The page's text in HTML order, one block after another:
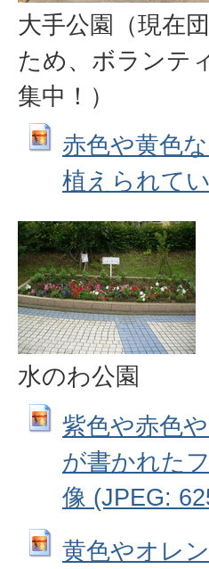
大手公園（現在
ため、ボランテ
集中！）
赤色や黄色
植えられて
水のわ公園
紫色や赤色
が書かれた
像 (JPEG:
黄色やオレ